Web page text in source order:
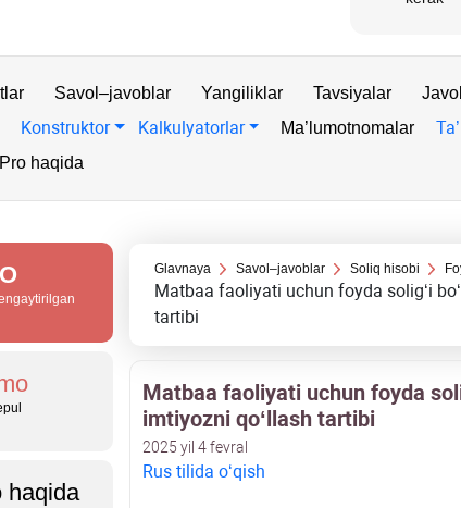
Savol–javoblar Yangiliklar Tavsiyalar
Konstruktor Kalkulyatorlar Ma’lumotnomalar
haqida
haqida
Glavnaya Savol–javoblar Soliq hisobi
Matbaa faoliyati uchun foyda soligʻi
tartibi
Matbaa faoliyati uchun foyda
imtiyozni qoʻllash tartibi
2025 yil 4 fevral
Rus tilida oʻqish